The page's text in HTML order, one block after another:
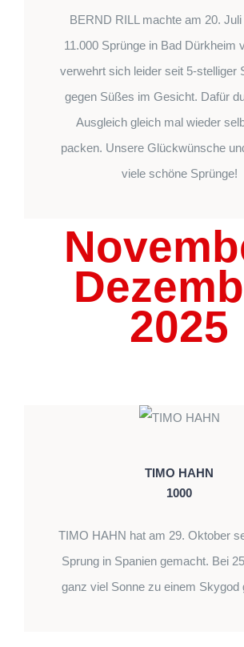
BERND RILL machte am 20. Juli
11.000 Sprünge in Bad Dürkheim
verwehrt sich leider seit 5-stelliger
gegen Süßes im Gesicht. Dafür
Ausgleich gleich mal wieder
packen. Unsere Glückwünsche
viele schöne Sprünge!
2025
TIMO HAHN
1000
TIMO HAHN hat am 29. Oktober
Sprung in Spanien gemacht. Bei
ganz viel Sonne zu einem Skygod